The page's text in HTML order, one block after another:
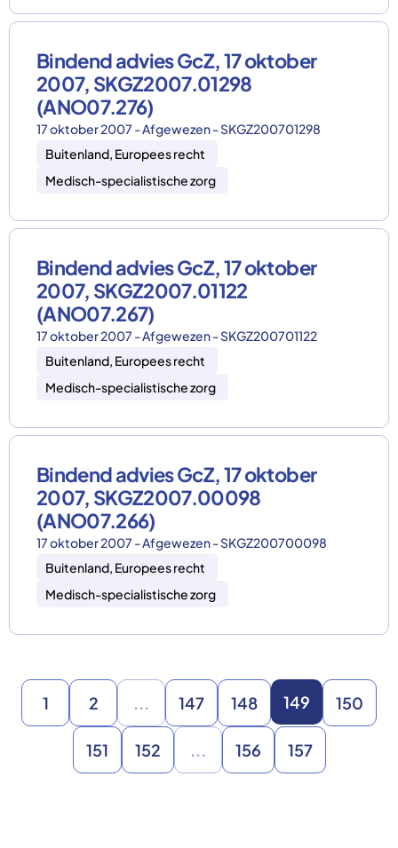
Bindend advies GcZ, 17 oktober
2007, SKGZ2007.01298
(ANO07.276)
17 oktober 2007 - Afgewezen - SKGZ200701298
Buitenland, Europees recht
Medisch-specialistische zorg
Bindend advies GcZ, 17 oktober
2007, SKGZ2007.01122
(ANO07.267)
17 oktober 2007 - Afgewezen - SKGZ200701122
Buitenland, Europees recht
Medisch-specialistische zorg
Bindend advies GcZ, 17 oktober
2007, SKGZ2007.00098
(ANO07.266)
17 oktober 2007 - Afgewezen - SKGZ200700098
Buitenland, Europees recht
Medisch-specialistische zorg
1 2 ... 147 148 149 150
151 152 ... 156 157